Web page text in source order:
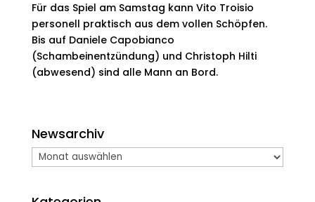
Für das Spiel am Samstag kann Vito Troisio
personell praktisch aus dem vollen Schöpfen.
Bis auf Daniele Capobianco
(Schambeinentzündung) und Christoph Hilti
(abwesend) sind alle Mann an Bord.
Newsarchiv
Newsarchiv